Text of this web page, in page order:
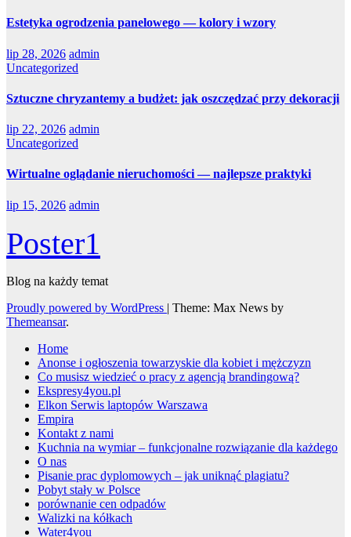
Estetyka ogrodzenia panelowego — kolory i wzory
lip 28, 2026 admin
Uncategorized
Sztuczne chryzantemy a budżet: jak oszczędzać przy dekoracji
lip 22, 2026 admin
Uncategorized
Wirtualne oglądanie nieruchomości — najlepsze praktyki
lip 15, 2026 admin
Poster1
Blog na każdy temat
Proudly powered by WordPress | Theme: Max News by
Themeansar.
Home
Anonse i ogłoszenia towarzyskie dla kobiet i mężczyzn
Co musisz wiedzieć o pracy z agencją brandingową?
Ekspresy4you.pl
Elkon Serwis laptopów Warszawa
Empira
Kontakt z nami
Kuchnia na wymiar – funkcjonalne rozwiązanie dla każdego
O nas
Pisanie prac dyplomowych – jak uniknąć plagiatu?
Pobyt stały w Polsce
porównanie cen odpadów
Walizki na kółkach
Water4you